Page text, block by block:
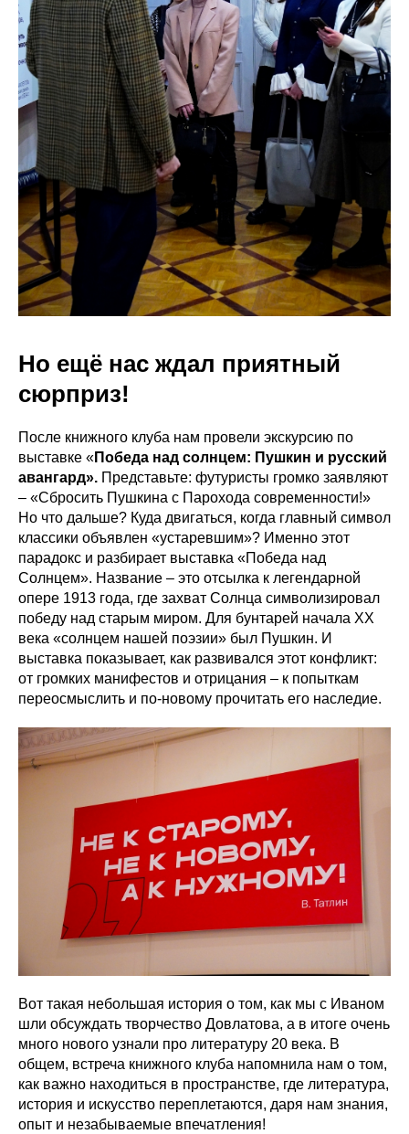
Но ещё нас ждал приятный
сюрприз!
После книжного клуба нам провели экскурсию по
выставке «Победа над солнцем: Пушкин и русский
авангард». Представьте: футуристы громко заявляют
– «Сбросить Пушкина с Парохода современности!»
Но что дальше? Куда двигаться, когда главный символ
классики объявлен «устаревшим»? Именно этот
парадокс и разбирает выставка «Победа над
Солнцем». Название – это отсылка к легендарной
опере 1913 года, где захват Солнца символизировал
победу над старым миром. Для бунтарей начала ХХ
века «солнцем нашей поэзии» был Пушкин. И
выставка показывает, как развивался этот конфликт:
от громких манифестов и отрицания – к попыткам
переосмыслить и по‑новому прочитать его наследие.
Вот такая небольшая история о том, как мы с Иваном
шли обсуждать творчество Довлатова, а в итоге очень
много нового узнали про литературу 20 века. В
общем, встреча книжного клуба напомнила нам о том,
как важно находиться в пространстве, где литература,
история и искусство переплетаются, даря нам знания,
опыт и незабываемые впечатления!